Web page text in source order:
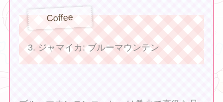
Coffee
3. ジャマイカ: ブルーマウンテン